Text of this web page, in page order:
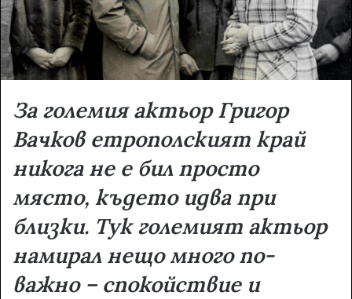
l
За големия актьор Григор
Вачков етрополският край
никога не е бил просто
място, където идва при
близки. Тук големият актьор
намирал нещо много по-
важно – спокойствие и